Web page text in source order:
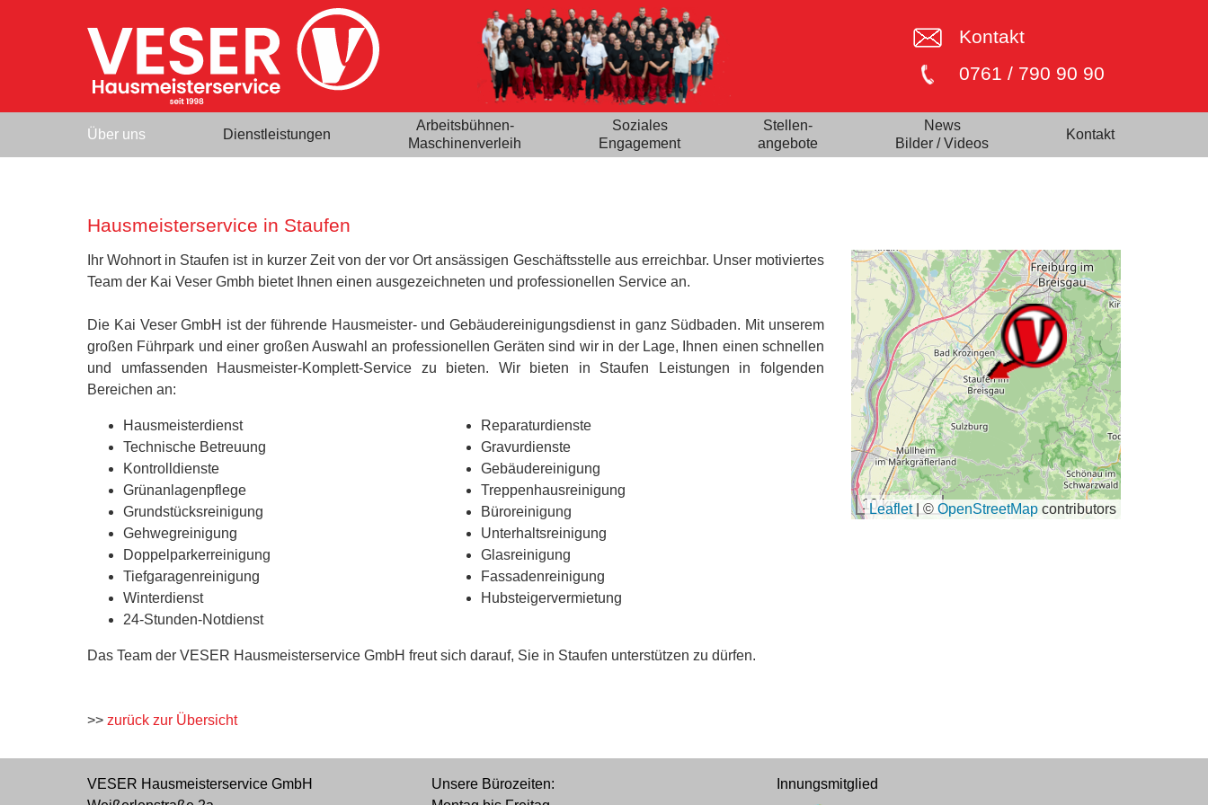
Kontakt
0761 / 790 90 90
Über uns Dienstleistungen
Arbeitsbühnen-
Maschinenverleih
Soziales
Engagement
Stellen-
angebote
News
Bilder / Videos
Kontakt
Hausmeisterservice in Staufen
10 km
Leaflet © OpenStreetMap contributors
Ihr Wohnort in Staufen ist in kurzer Zeit von der vor Ort ansässigen Geschäftsstelle aus erreichbar. Unser motiviertes
Team der Kai Veser Gmbh bietet Ihnen einen ausgezeichneten und professionellen Service an.
Die Kai Veser GmbH ist der führende Hausmeister- und Gebäudereinigungsdienst in ganz Südbaden. Mit unserem
großen Führpark und einer großen Auswahl an professionellen Geräten sind wir in der Lage, Ihnen einen schnellen
und umfassenden Hausmeister-Komplett-Service zu bieten. Wir bieten in Staufen Leistungen in folgenden
Bereichen an:
Hausmeisterdienst
Technische Betreuung
Kontrolldienste
Grünanlagenpflege
Grundstücksreinigung
Gehwegreinigung
Doppelparkerreinigung
Tiefgaragenreinigung
Winterdienst
24-Stunden-Notdienst
Reparaturdienste
Gravurdienste
Gebäudereinigung
Treppenhausreinigung
Büroreinigung
Unterhaltsreinigung
Glasreinigung
Fassadenreinigung
Hubsteigervermietung
Das Team der VESER Hausmeisterservice GmbH freut sich darauf, Sie in Staufen unterstützen zu dürfen.
>> zurück zur Übersicht
VESER Hausmeisterservice GmbH
Unsere Bürozeiten:
Innungsmitglied